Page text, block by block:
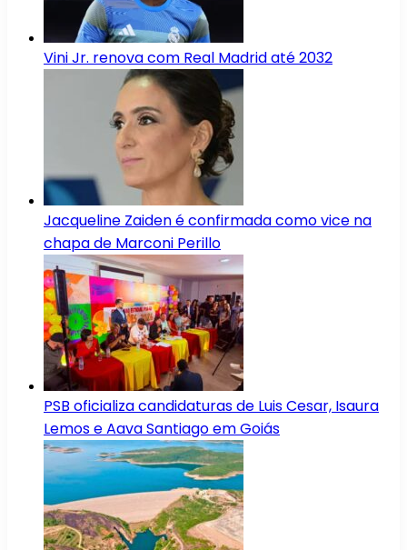
Vini Jr. renova com Real Madrid até 2032
Jacqueline Zaiden é confirmada como vice na
chapa de Marconi Perillo
PSB oficializa candidaturas de Luis Cesar, Isaura
Lemos e Aava Santiago em Goiás